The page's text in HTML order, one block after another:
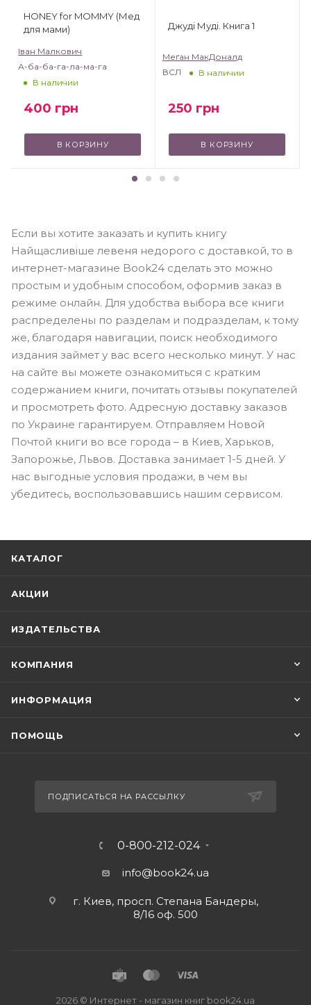
HONEY for MOMMY (Мед
для мами)
Іван Малкович
А-ба-ба-га-ла-ма-га
В наличии
400 грн
В КОРЗИНУ
Джуді Муді. Книга 1
Меґан МакДоналд
ВСЛ
В наличии
250 грн
В КОРЗИНУ
Если вы хотите заказать и купить книгу
Найщасливіше левеня недорого с доставкой, то в
интернет-магазине Book24 сделать это можно
простым и удобным способом, оформив заказ в
режиме онлайн. Для удобства выбора все книги
распределены по разделам и подразделам, к тому
же, благодаря навигации, поиск необходимого
издания займет у вас всего несколько минут. У нас
на сайте вы можете ознакомиться с кратким
содержанием книги, почитать отзывы покупателей
и просмотреть фото. Адресную доставку заказов
по Украине гарантируем. Отправляем Новой
Почтой книги во все города – в Киев, Харьков,
Запорожье, Львов. Доставка занимает 1-5 дней. У
нас выгодные условия продажи, в чем вы
убедитесь, воспользовавшись нашим сервисом.
КАТАЛОГ
АКЦИИ
ИЗДАТЕЛЬСТВА
КОМПАНИЯ
ИНФОРМАЦИЯ
ПОМОЩЬ
ПОДПИСАТЬСЯ НА РАССЫЛКУ
0-800-212-024
info@book24.ua
г. Киев, просп. Степана Бандеры,
8/16 оф. 500
2026 © Интернет - магазин книг book24.ua